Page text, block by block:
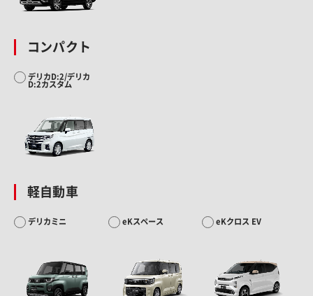
コンパクト
デリカD:2/デリカ
D:2カスタム
軽自動車
デリカミニ eKスペース eKクロス EV